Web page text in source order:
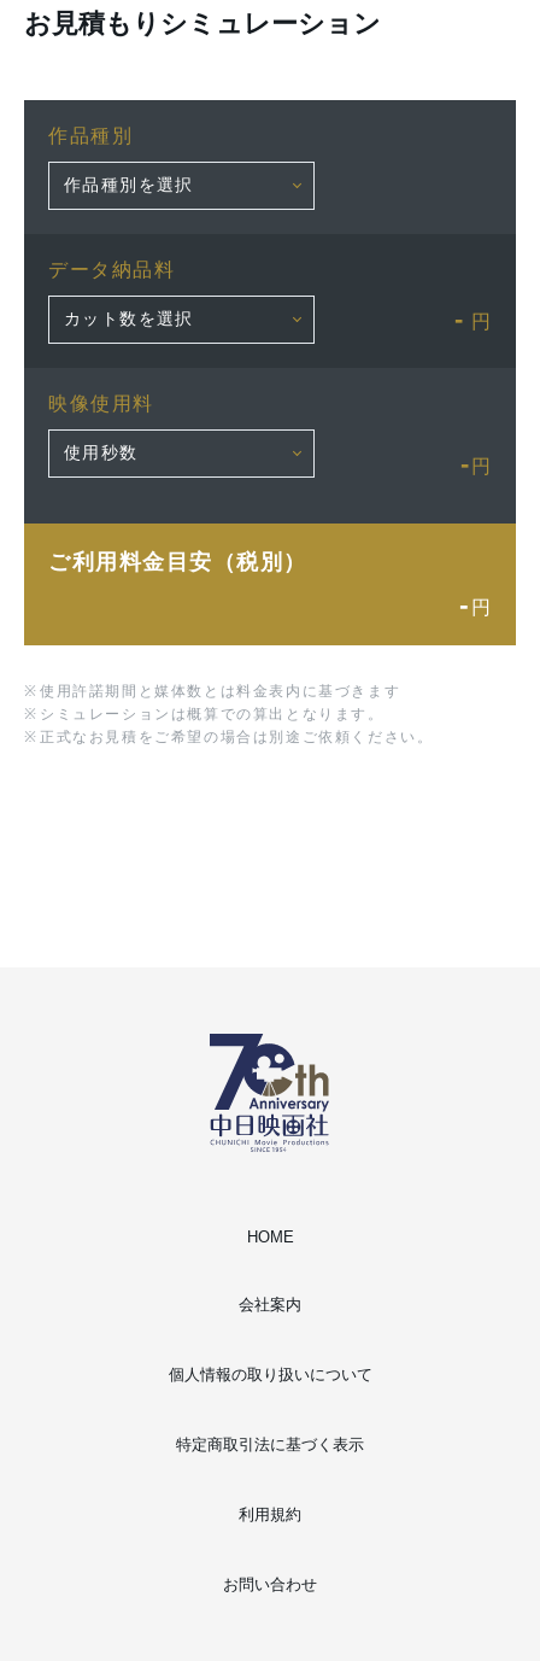
お見積もりシミュレーション
作品種別
データ納品料
- 円
映像使用料
- 円
ご利用料金目安（税別）
- 円
※ 使用許諾期間と媒体数とは料金表内に基づきます
※ シミュレーションは概算での算出となります。
※ 正式なお見積をご希望の場合は別途ご依頼ください。
HOME
会社案内
個人情報の取り扱いについて
特定商取引法に基づく表示
利用規約
お問い合わせ